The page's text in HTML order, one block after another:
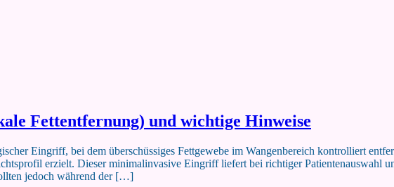
Fettentfernung) und wichtige Hinweise
Eingriff, bei dem überschüssiges Fettgewebe im Wangenbereich kontrolliert
erzielt. Dieser minimalinvasive Eingriff liefert bei richtiger Patientenauswahl
jedoch während der […]